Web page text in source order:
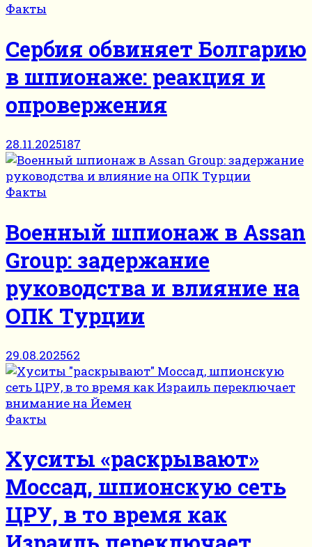
Факты
Сербия обвиняет Болгарию
в шпионаже: реакция и
опровержения
28.11.2025187
Факты
Военный шпионаж в Assan
Group: задержание
руководства и влияние на
ОПК Турции
29.08.202562
Факты
Хуситы «раскрывают»
Моссад, шпионскую сеть
ЦРУ, в то время как